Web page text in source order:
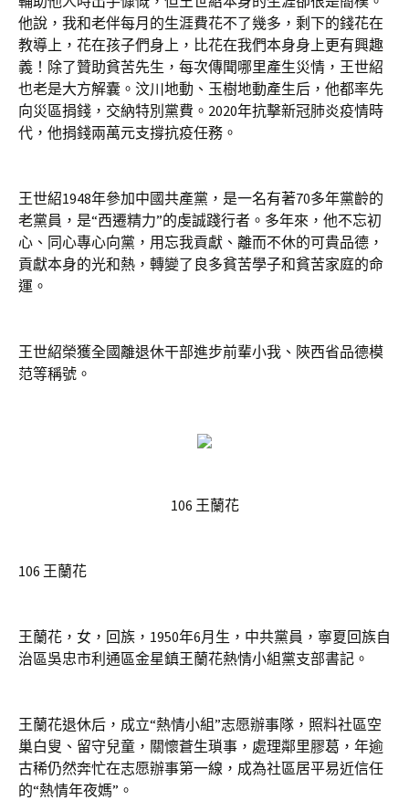
他說，我和老伴每月的生涯費花不了幾多，剩下的錢花在
教導上，花在孩子們身上，比花在我們本身身上更有興趣
義！除了贊助貧苦先生，每次傳聞哪里產生災情，王世紹
也老是大方解囊。汶川地動、玉樹地動產生后，他都率先
向災區捐錢，交納特別黨費。2020年抗擊新冠肺炎疫情時
代，他捐錢兩萬元支撐抗疫任務。
王世紹1948年參加中國共產黨，是一名有著70多年黨齡的
老黨員，是“西遷精力”的虔誠踐行者。多年來，他不忘初
心、同心專心向黨，用忘我貢獻、離而不休的可貴品德，
貢獻本身的光和熱，轉變了良多貧苦學子和貧苦家庭的命
運。
王世紹榮獲全國離退休干部進步前輩小我、陜西省品德模
范等稱號。
106 王蘭花
106 王蘭花
王蘭花，女，回族，1950年6月生，中共黨員，寧夏回族自
治區吳忠市利通區金星鎮王蘭花熱情小組黨支部書記。
王蘭花退休后，成立“熱情小組”志愿辦事隊，照料社區空
巢白叟、留守兒童，關懷蒼生瑣事，處理鄰里膠葛，年逾
古稀仍然奔忙在志愿辦事第一線，成為社區居平易近信任
的“熱情年夜媽”。